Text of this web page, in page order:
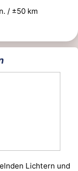
/ ±50 km
Lichtern und